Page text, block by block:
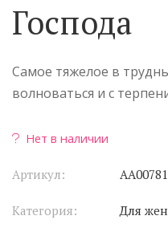
Господа
Самое тяжелое в
волноваться и с
Нет в наличии
Артикул:
Категория: Для